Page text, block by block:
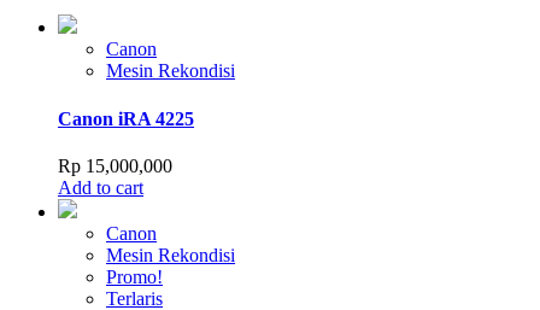
Canon
Mesin Rekondisi
Canon iRA 4225
Rp 15,000,000
Add to cart
Canon
Mesin Rekondisi
Promo!
Terlaris